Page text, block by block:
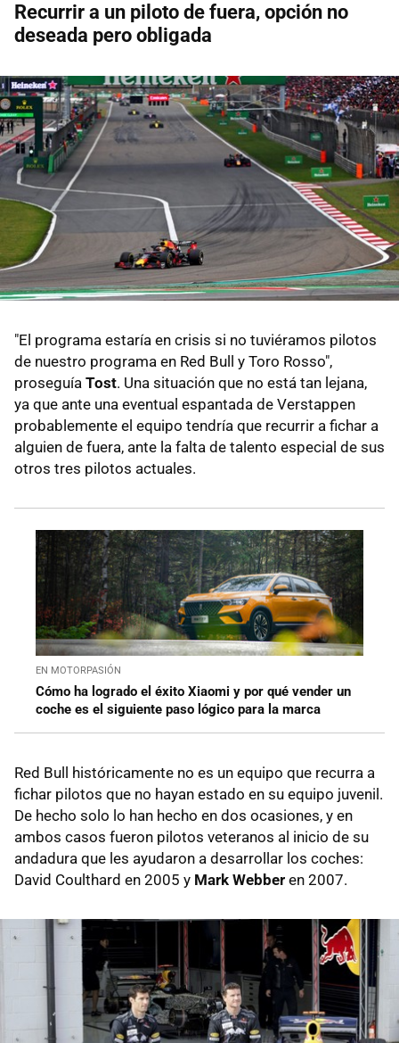
Recurrir a un piloto de fuera, opción no
deseada pero obligada
"El programa estaría en crisis si no tuviéramos pilotos
de nuestro programa en Red Bull y Toro Rosso",
proseguía Tost. Una situación que no está tan lejana,
ya que ante una eventual espantada de Verstappen
probablemente el equipo tendría que recurrir a fichar a
alguien de fuera, ante la falta de talento especial de sus
otros tres pilotos actuales.
EN MOTORPASIÓN
Cómo ha logrado el éxito Xiaomi y por qué vender un
coche es el siguiente paso lógico para la marca
Red Bull históricamente no es un equipo que recurra a
fichar pilotos que no hayan estado en su equipo juvenil.
De hecho solo lo han hecho en dos ocasiones, y en
ambos casos fueron pilotos veteranos al inicio de su
andadura que les ayudaron a desarrollar los coches:
David Coulthard en 2005 y Mark Webber en 2007.